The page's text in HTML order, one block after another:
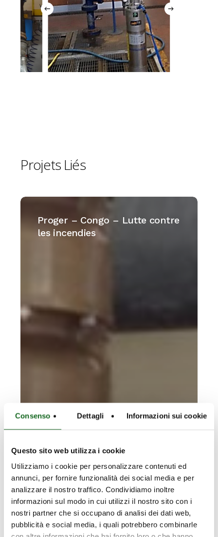
Consenso Dettagli Informazioni sui cookie
Questo sito web utilizza i cookie
Utilizziamo i cookie per personalizzare contenuti ed
annunci, per fornire funzionalità dei social media e per
analizzare il nostro traffico. Condividiamo inoltre
informazioni sul modo in cui utilizzi il nostro sito con i
nostri partner che si occupano di analisi dei dati web,
pubblicità e social media, i quali potrebbero combinarle
Projets Liés
Proger
Congo
Proger – Congo – Lutte contre
les incendies